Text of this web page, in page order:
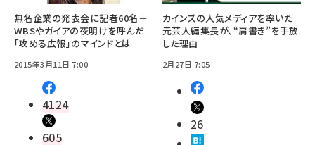
無名企業の発表会に記者60名＋
WBSやガイアの夜明けを呼んだ
「攻める広報」のマインドとは
2015年3月11日 7:00
4124
605
カインズの人気メディアを率いた
元芸人編集長が、“肩書き”を手放
した理由
2月27日 7:05
26